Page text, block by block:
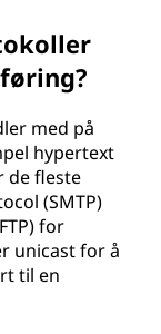
med på
hypertext
de fleste
(SMTP)
for
unicast for å
til en